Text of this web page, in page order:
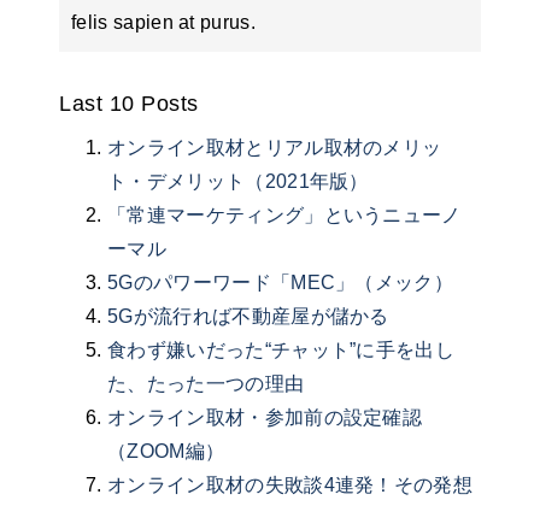
felis sapien at purus.
Last 10 Posts
オンライン取材とリアル取材のメリッ
ト・デメリット（2021年版）
「常連マーケティング」というニューノ
ーマル
5Gのパワーワード「MEC」（メック）
5Gが流行れば不動産屋が儲かる
食わず嫌いだった“チャット”に手を出し
た、たった一つの理由
オンライン取材・参加前の設定確認
（ZOOM編）
オンライン取材の失敗談4連発！その発想